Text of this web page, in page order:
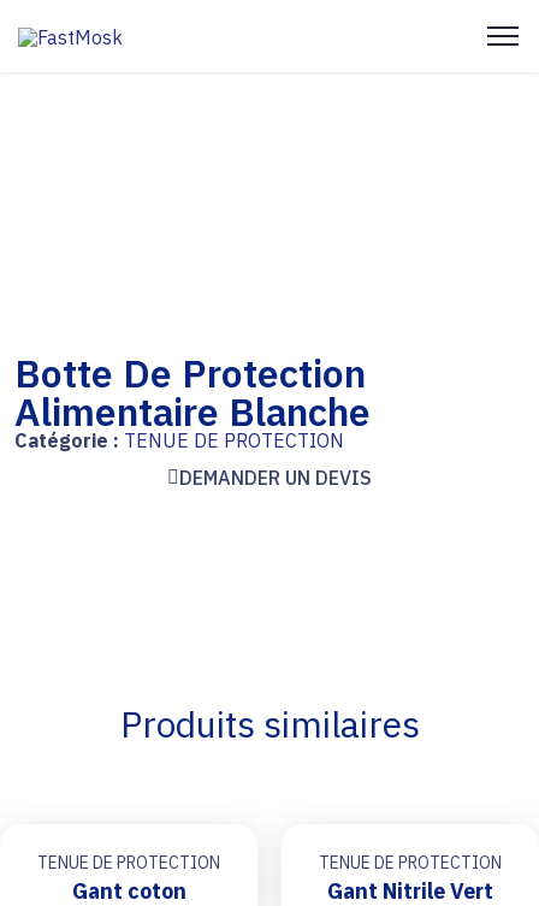
Botte De Protection
Alimentaire Blanche
Catégorie : TENUE DE PROTECTION
DEMANDER UN DEVIS
Produits similaires
TENUE DE PROTECTION
Gant coton
TENUE DE PROTECTION
Gant Nitrile Vert